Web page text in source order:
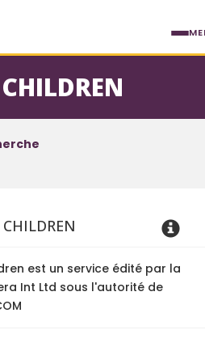
CHILDREN
est un service édité par la
Int Ltd sous l'autorité de